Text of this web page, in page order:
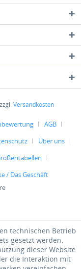
Versandkosten
AGB
Über uns
/ Das Geschäft
technischen Betrieb
gesetzt werden.
dieser Website
die Interaktion mit